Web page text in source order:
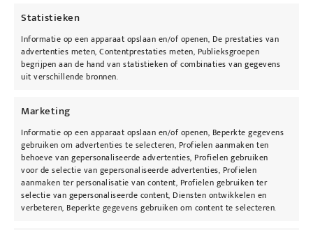
Statistieken
Informatie op een apparaat opslaan en/of openen, De prestaties van
advertenties meten, Contentprestaties meten, Publieksgroepen
begrijpen aan de hand van statistieken of combinaties van gegevens
uit verschillende bronnen.
Marketing
Informatie op een apparaat opslaan en/of openen, Beperkte gegevens
gebruiken om advertenties te selecteren, Profielen aanmaken ten
behoeve van gepersonaliseerde advertenties, Profielen gebruiken
voor de selectie van gepersonaliseerde advertenties, Profielen
aanmaken ter personalisatie van content, Profielen gebruiken ter
selectie van gepersonaliseerde content, Diensten ontwikkelen en
verbeteren, Beperkte gegevens gebruiken om content te selecteren.
brengen.
Balanceer en boost je huidmicrobioom
Rebiome ReVitalize verzorgt het lichaam en
verhoogt de elasticiteit van de huid dankzij een
krachtige combinatie van natuurlijke
ingrediënten met bewezen resultaten. Het
Fensebiome™-peptide stimuleert de natuurlijke
probiotische activiteit van de huid, terwijl
vitamine E, argan- en baobabolie als
antioxidanten de huid voeden en verzachten.